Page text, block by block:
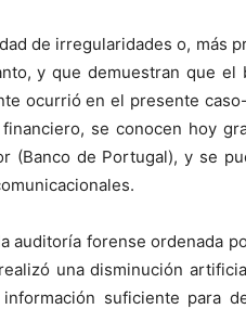
de irregularidades o, más
y que demuestran que
ocurrió en el presente
se conocen hoy
(Banco de Portugal), y se
auditoría forense ordenada
una disminución
suficiente para